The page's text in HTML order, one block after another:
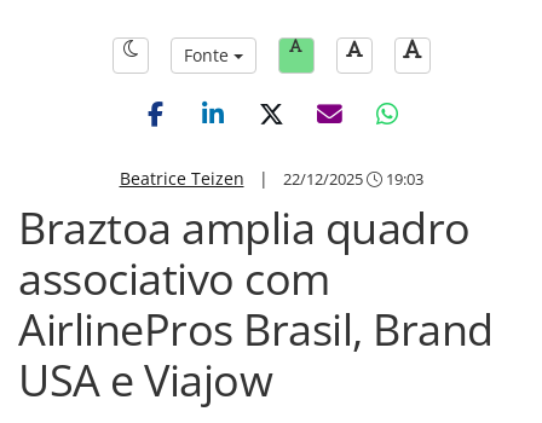
Fonte
Beatrice Teizen | 22/12/2025 19:03
Braztoa amplia quadro
associativo com
AirlinePros Brasil, Brand
USA e Viajow